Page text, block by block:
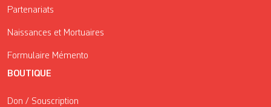
Partenariats
Naissances et Mortuaires
Formulaire Mémento
BOUTIQUE
Don / Souscription